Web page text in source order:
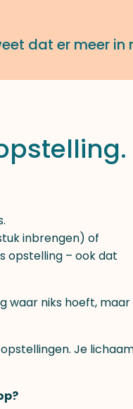
dat er meer
inbrengen) of
opstelling – ook dat
waar niks hoeft, maar
Je